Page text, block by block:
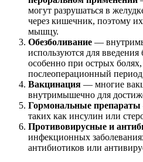
могут разрушаться в
через кишечник, поэтому
мышцу.
Обезболивание —
используются для
особенно при острых
послеоперационный
Вакцинация — многие
внутримышечно для
Гормональные препараты
таких как инсулин или
Противовирусные и
инфекционных
антибиотиков или